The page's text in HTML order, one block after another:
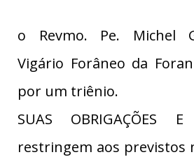
o Revmo. Pe. Michel
Vigário Forâneo da
por um triênio.
SUAS OBRIGAÇÕES
restringem aos previstos